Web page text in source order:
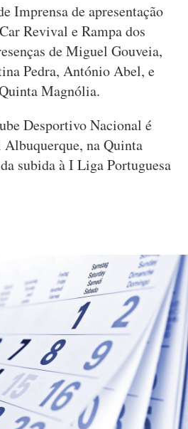
Imprensa de apresentação
Revival e Rampa dos
de Miguel Gouveia,
Pedra, António Abel, e
Magnólia.
Desportivo Nacional é
na Quinta
subida à I Liga Portuguesa